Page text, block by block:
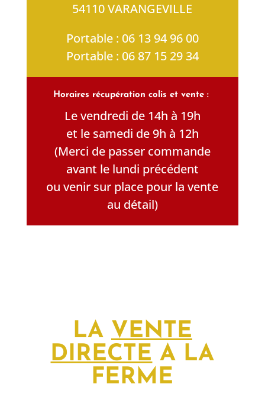
54110 VARANGEVILLE
Portable : 06 13 94 96 00
Portable : 06 87 15 29 34
Horaires récupération colis et vente :
Le vendredi de 14h à 19h
et le samedi de 9h à 12h
(Merci de passer commande
avant le lundi précédent
ou venir sur place pour la vente
au détail)
LA VENTE
DIRECTE A LA
FERME